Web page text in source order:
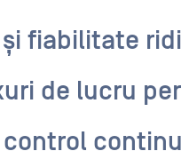
fiabilitate
de lucru